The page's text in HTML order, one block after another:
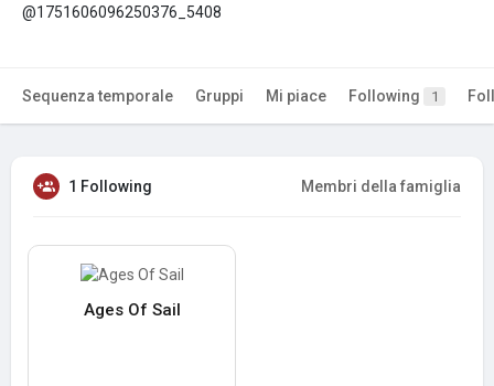
@1751606096250376_5408
Sequenza temporale Gruppi Mi piace Following 1
1 Following Membri della famiglia
Ages Of Sail